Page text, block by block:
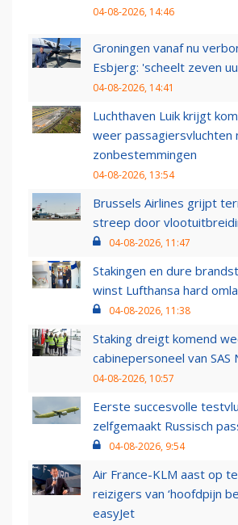
04-08-2026, 14:46
Groningen vanaf nu
Esbjerg: 'scheelt zeven
04-08-2026, 14:41
Luchthaven Luik krijgt
weer passagiersvluchten
zonbestemmingen
04-08-2026, 13:54
Brussels Airlines grijpt
streep door
04-08-2026, 11:47
Stakingen en dure
winst Lufthansa hard
04-08-2026, 11:38
Staking dreigt komend
cabinepersoneel van SAS
04-08-2026, 10:57
Eerste succesvolle
zelfgemaakt Russisch
04-08-2026, 9:54
Air France-KLM aast op
reizigers van ‘hoofdpijn
easyJet